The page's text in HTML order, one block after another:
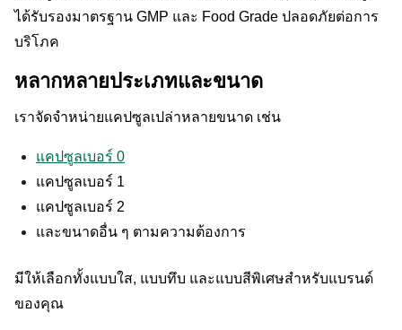
ได้รับรองมาตรฐาน GMP และ Food Grade ปลอดภัยต่อการ
บริโภค
หลากหลายประเภทและขนาด
เราจัดจำหน่ายแคปซูลเปล่าหลายขนาด เช่น
แคปซูลเบอร์ 0
แคปซูลเบอร์ 1
แคปซูลเบอร์ 2
และขนาดอื่น ๆ ตามความต้องการ
มีให้เลือกทั้งแบบใส, แบบทึบ และแบบสีพิเศษสำหรับแบรนด์
ของคุณ